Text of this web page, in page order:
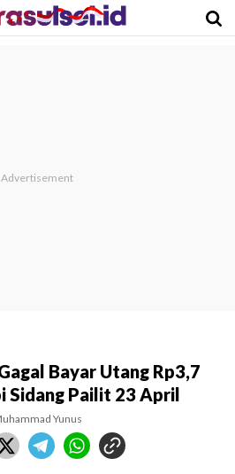
Bayar Utang Rp3,7
Sidang Pailit 23 April
Yunus